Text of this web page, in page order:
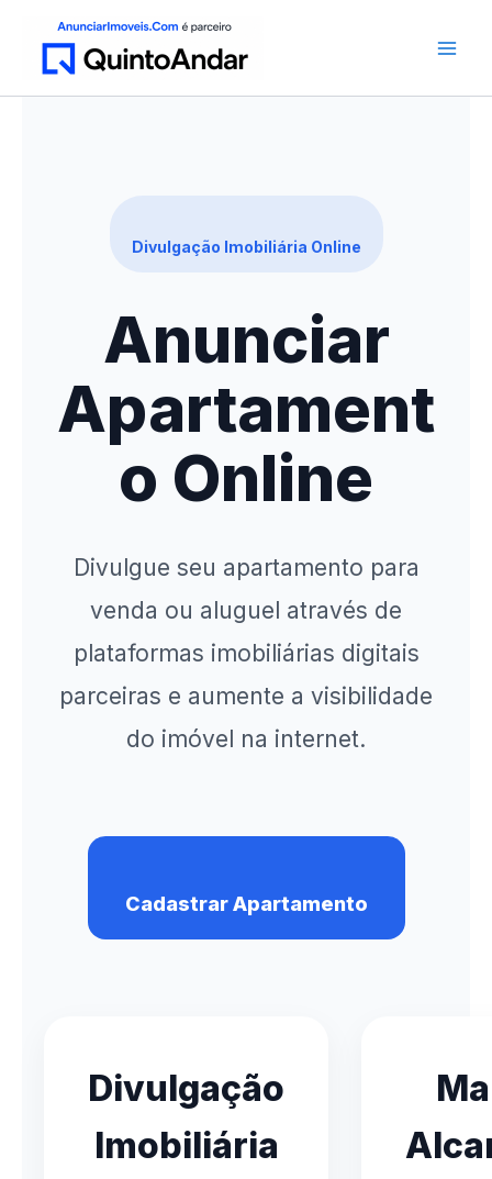
conteúdo
Divulgação Imobiliária Online
Anunciar
Apartament
o Online
Divulgue seu apartamento para
venda ou aluguel através de
plataformas imobiliárias digitais
parceiras e aumente a visibilidade
do imóvel na internet.
Cadastrar Apartamento
Divulgação
Imobiliária